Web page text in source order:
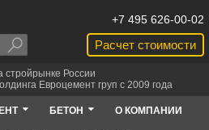
Расчет стоимости
+7 495 626-00-02
стройрынке России
Евроцемент груп с 2009 года
БЕТОН О КОМПАНИИ